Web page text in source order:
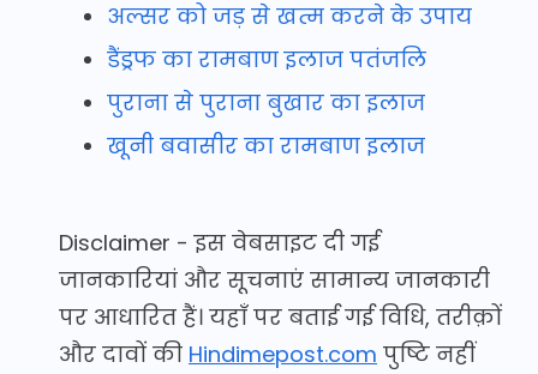
अल्सर को जड़ से खत्म करने के उपाय
डैंड्रफ का रामबाण इलाज पतंजलि
पुराना से पुराना बुखार का इलाज
खूनी बवासीर का रामबाण इलाज
Disclaimer - इस वेबसाइट दी गई
जानकारियां और सूचनाएं सामान्य जानकारी
पर आधारित हैं। यहाँ पर बताई गई विधि, तरीक़ों
और दावों की Hindimepost.com पुष्टि नहीं